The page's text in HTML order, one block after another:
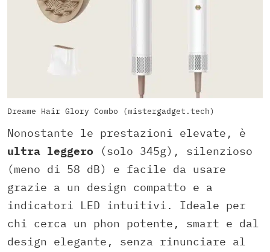
Dreame Hair Glory Combo (mistergadget.tech)
Nonostante le prestazioni elevate, è
ultra leggero (solo 345g), silenzioso
(meno di 58 dB) e facile da usare
grazie a un design compatto e a
indicatori LED intuitivi. Ideale per
chi cerca un phon potente, smart e dal
design elegante, senza rinunciare al